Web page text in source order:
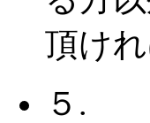
頂け
５.